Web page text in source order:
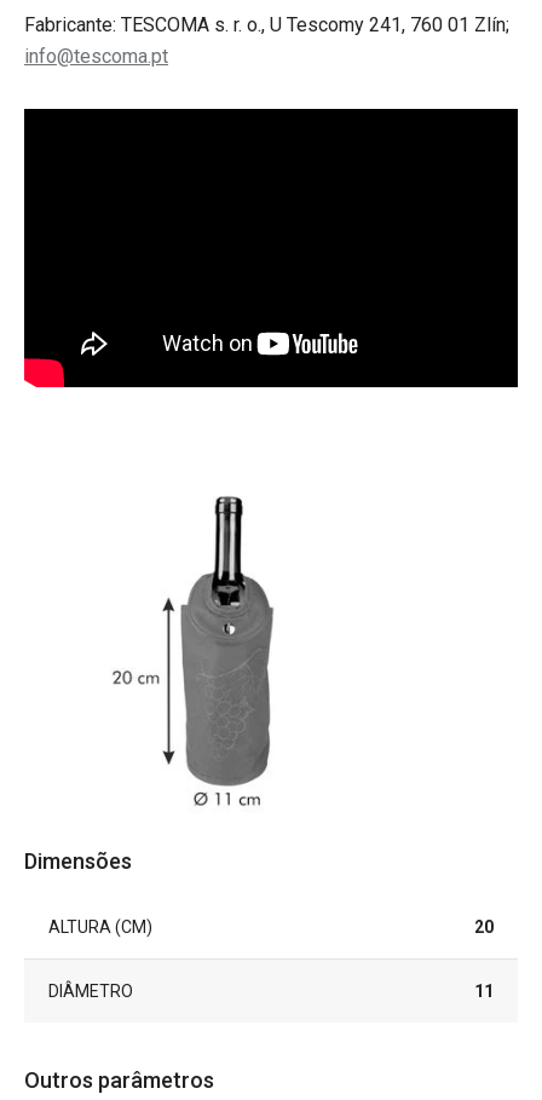
Fabricante: TESCOMA s. r. o., U Tescomy 241, 760 01 Zlín;
info@tescoma.pt
Dimensões
ALTURA (CM) 20
DIÂMETRO 11
Outros parâmetros